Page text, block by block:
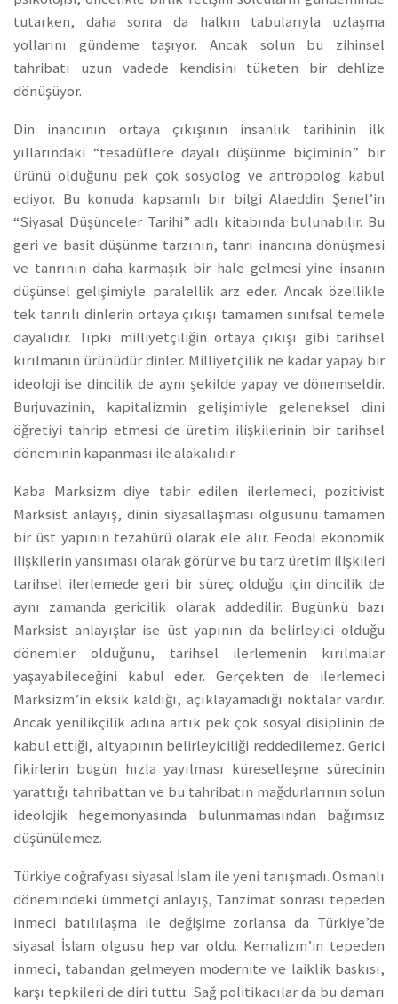
tutarken, daha sonra da halkın tabularıyla uzlaşma
yollarını gündeme taşıyor. Ancak solun bu zihinsel
tahribatı uzun vadede kendisini tüketen bir dehlize
dönüşüyor.
Din inancının ortaya çıkışının insanlık tarihinin ilk
yıllarındaki “tesadüflere dayalı düşünme biçiminin” bir
ürünü olduğunu pek çok sosyolog ve antropolog kabul
ediyor. Bu konuda kapsamlı bir bilgi Alaeddin Şenel’in
“Siyasal Düşünceler Tarihi” adlı kitabında bulunabilir. Bu
geri ve basit düşünme tarzının, tanrı inancına dönüşmesi
ve tanrının daha karmaşık bir hale gelmesi yine insanın
düşünsel gelişimiyle paralellik arz eder. Ancak özellikle
tek tanrılı dinlerin ortaya çıkışı tamamen sınıfsal temele
dayalıdır. Tıpkı milliyetçiliğin ortaya çıkışı gibi tarihsel
kırılmanın ürünüdür dinler. Milliyetçilik ne kadar yapay bir
ideoloji ise dincilik de aynı şekilde yapay ve dönemseldir.
Burjuvazinin, kapitalizmin gelişimiyle geleneksel dini
öğretiyi tahrip etmesi de üretim ilişkilerinin bir tarihsel
döneminin kapanması ile alakalıdır.
Kaba Marksizm diye tabir edilen ilerlemeci, pozitivist
Marksist anlayış, dinin siyasallaşması olgusunu tamamen
bir üst yapının tezahürü olarak ele alır. Feodal ekonomik
ilişkilerin yansıması olarak görür ve bu tarz üretim ilişkileri
tarihsel ilerlemede geri bir süreç olduğu için dincilik de
aynı zamanda gericilik olarak addedilir. Bugünkü bazı
Marksist anlayışlar ise üst yapının da belirleyici olduğu
dönemler olduğunu, tarihsel ilerlemenin kırılmalar
yaşayabileceğini kabul eder. Gerçekten de ilerlemeci
Marksizm’in eksik kaldığı, açıklayamadığı noktalar vardır.
Ancak yenilikçilik adına artık pek çok sosyal disiplinin de
kabul ettiği, altyapının belirleyiciliği reddedilemez. Gerici
fikirlerin bugün hızla yayılması küreselleşme sürecinin
yarattığı tahribattan ve bu tahribatın mağdurlarının solun
ideolojik hegemonyasında bulunmamasından bağımsız
düşünülemez.
Türkiye coğrafyası siyasal İslam ile yeni tanışmadı. Osmanlı
dönemindeki ümmetçi anlayış, Tanzimat sonrası tepeden
inmeci batılılaşma ile değişime zorlansa da Türkiye’de
siyasal İslam olgusu hep var oldu. Kemalizm’in tepeden
inmeci, tabandan gelmeyen modernite ve laiklik baskısı,
karşı tepkileri de diri tuttu. Sağ politikacılar da bu damarı